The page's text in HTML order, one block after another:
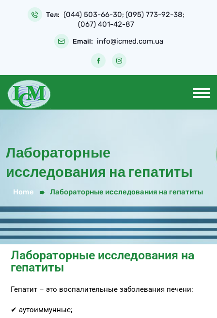
Тел: (044) 503-66-30; (095) 773-92-38;
(067) 401-42-87
Email: info@icmed.com.ua
Лабораторные
исследования на гепатиты
Home Лабораторные исследования на гепатиты
Лабораторные исследования на
гепатиты
Гепатит – это воспалительные заболевания печени:
✔ аутоиммунные;